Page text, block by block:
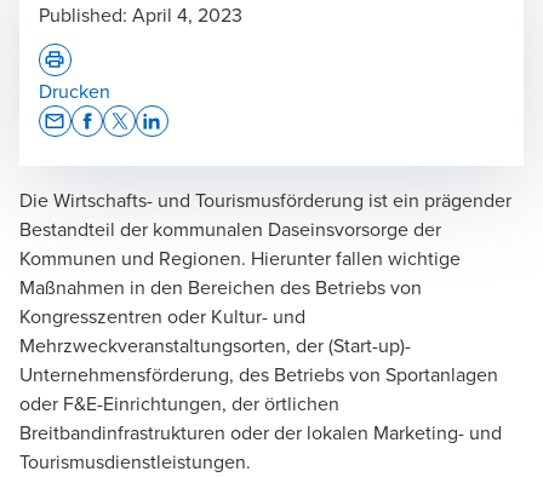
Die Wirtschafts- und Tourismusförderung ist ein prägender
Bestandteil der kommunalen Daseinsvorsorge der
Kommunen und Regionen. Hierunter fallen wichtige
Maßnahmen in den Bereichen des Betriebs von
Kongresszentren oder Kultur- und
Mehrzweckveranstaltungsorten, der (Start-up)-
Unternehmensförderung, des Betriebs von Sportanlagen
oder F&E-Einrichtungen, der örtlichen
Breitbandinfrastrukturen oder der lokalen Marketing- und
Tourismusdienstleistungen.
Published: April 4, 2023
Drucken